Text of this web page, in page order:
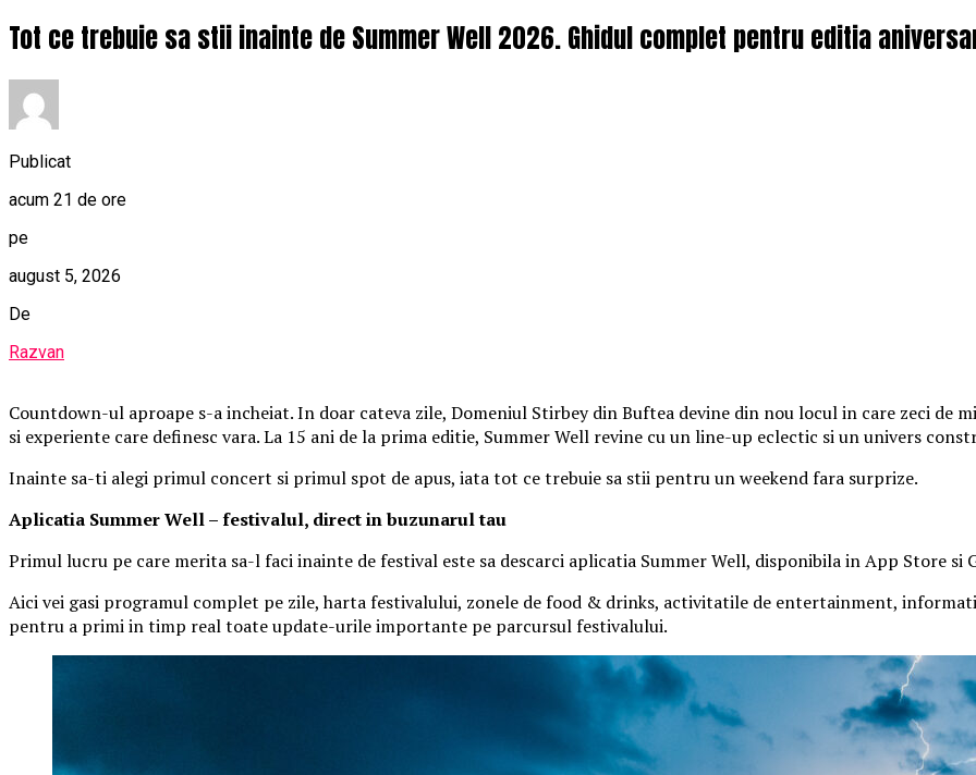
Tot ce trebuie sa stii inainte de Summer Well 2026. Ghidul complet pentru editia
Publicat
acum 21 de ore
pe
august 5, 2026
De
Razvan
Countdown-ul aproape s-a incheiat. In doar cateva zile, Domeniul Stirbey din Buftea devine din nou locul in care zeci de
si experiente care definesc vara. La 15 ani de la prima editie, Summer Well revine cu un line-up eclectic si un univers
Inainte sa-ti alegi primul concert si primul spot de apus, iata tot ce trebuie sa stii pentru un weekend fara surprize.
Aplicatia Summer Well– festivalul, direct in buzunarul tau
Primul lucru pe care merita sa-l faci inainte de festival este sa descarci aplicatia Summer Well, disponibila in App Store si
Aici vei gasi programul complet pe zile, harta festivalului, zonele de food & drinks, activitatile de entertainment,
pentru a primi in timp real toate update-urile importante pe parcursul festivalului.